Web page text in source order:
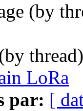
(by
LoRa
par: [